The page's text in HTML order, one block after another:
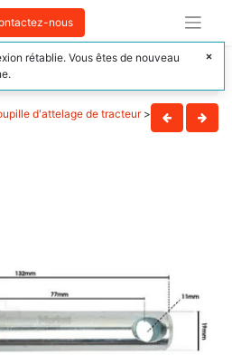
nous
d'attelage de tracteur>
rétablie. Vous êtes de nouveau